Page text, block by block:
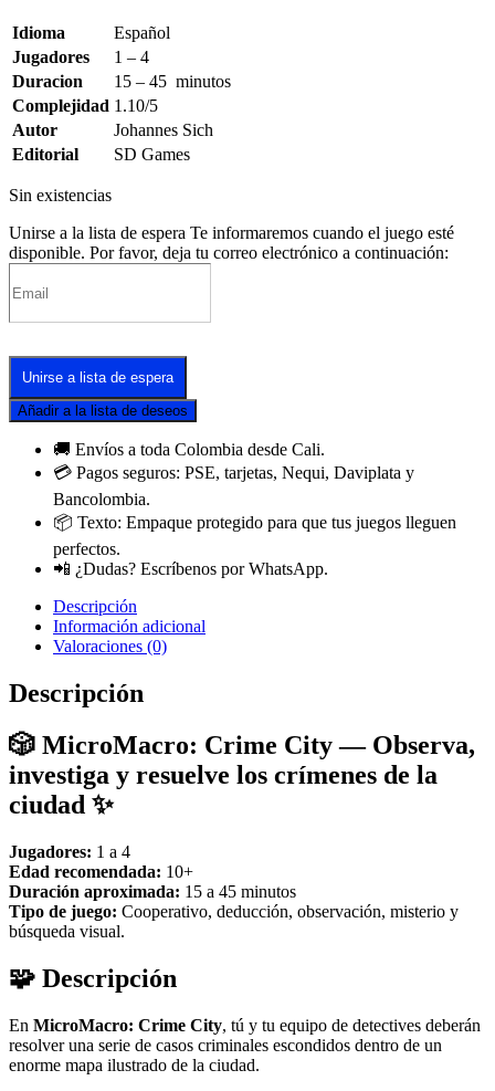
Idioma
Español
Jugadores
1 – 4
Duracion
15 – 45 minutos
Complejidad 1.10/5
Autor
Johannes Sich
Editorial
SD Games
Sin existencias
Unirse a la lista de espera Te informaremos cuando el juego esté
disponible. Por favor, deja tu correo electrónico a continuación:
Unirse a lista de espera
Añadir a la lista de deseos
🚚 Envíos a toda Colombia desde Cali.
💳 Pagos seguros: PSE, tarjetas, Nequi, Daviplata y
Bancolombia.
📦 Texto: Empaque protegido para que tus juegos lleguen
perfectos.
📲 ¿Dudas? Escríbenos por WhatsApp.
Descripción
Información adicional
Valoraciones (0)
Descripción
🎲 MicroMacro: Crime City — Observa,
investiga y resuelve los crímenes de la
ciudad ✨
Jugadores: 1 a 4
Edad recomendada: 10+
Duración aproximada: 15 a 45 minutos
Tipo de juego: Cooperativo, deducción, observación, misterio y
búsqueda visual.
🧩 Descripción
En MicroMacro: Crime City, tú y tu equipo de detectives deberán
resolver una serie de casos criminales escondidos dentro de un
enorme mapa ilustrado de la ciudad.